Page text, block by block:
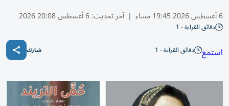
6 أغسطس 2026 19:45 مساء | آخر تحديث:6 أغسطس 20:08 2026
دقائق القراءة - 1
استمع دقائق القراءة - 1 شارك